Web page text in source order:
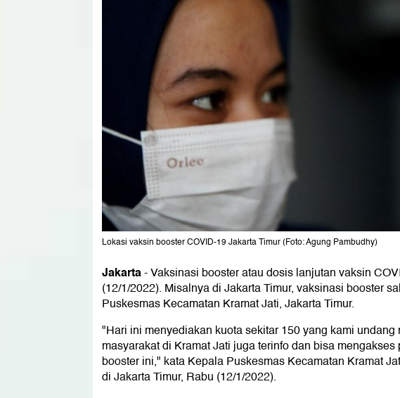
Lokasi vaksin booster COVID-19 Jakarta Timur (Foto: Agung Pambudhy)
Jakarta-Vaksinasi booster atau dosis lanjutan vaksin
(12/1/2022). Misalnya di Jakarta Timur, vaksinasi booster
Puskesmas Kecamatan Kramat Jati, Jakarta Timur.
"Hari ini menyediakan kuota sekitar 150 yang kami
masyarakat di Kramat Jati juga terinfo dan bisa
booster ini," kata Kepala Puskesmas Kecamatan Kramat
di Jakarta Timur, Rabu (12/1/2022).